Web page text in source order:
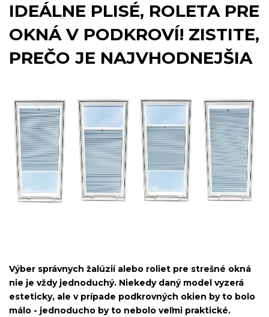
IDEÁLNE PLISÉ, ROLETA PRE
OKNÁ V PODKROVÍ! ZISTITE,
PREČO JE NAJVHODNEJŠIA
Výber správnych žalúzií alebo roliet pre strešné okná
nie je vždy jednoduchý. Niekedy daný model vyzerá
esteticky, ale v prípade podkrovných okien by to bolo
málo - jednoducho by to nebolo veľmi praktické.